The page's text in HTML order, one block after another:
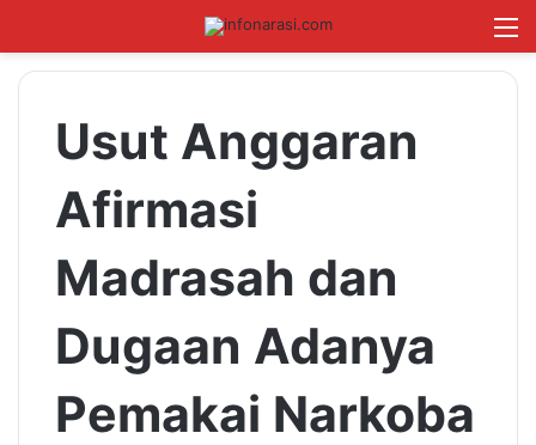
Cari
Usut Anggaran
Afirmasi
Madrasah dan
Dugaan Adanya
Pemakai Narkoba